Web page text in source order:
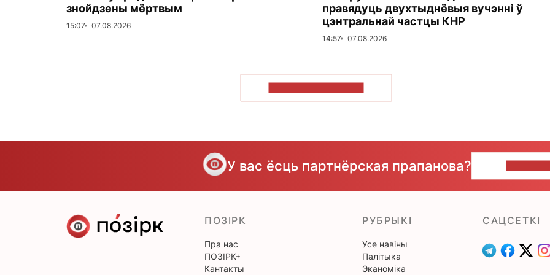
знойдзены мёртвым
15:07 07.08.2026
правядуць двухтыднёвыя вучэнні ў
цэнтральнай частцы КНР
14:57 07.08.2026
У вас ёсць партнёрская прапанова?
ПОЗІРК
Пра нас
ПОЗІРК+
Кантакты
РУБРЫКІ
Усе навіны
Палітыка
Эканоміка
САЦСЕТКІ